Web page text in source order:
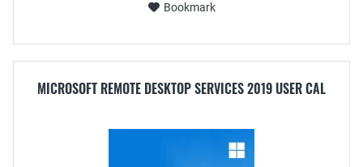
Bookmark
MICROSOFT REMOTE DESKTOP SERVICES 2019 USER CAL